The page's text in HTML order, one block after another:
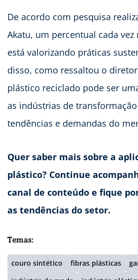
De acordo com pesquisa
Akatu, um percentual cada
está valorizando práticas
disso, como ressaltou o
plástico reciclado pode ser
as indústrias de
tendências e demandas do
Quer saber mais sobre a
plástico? Continue
canal de conteúdo e fique
as tendências do setor.
Temas:
couro sintético fibras plásticas